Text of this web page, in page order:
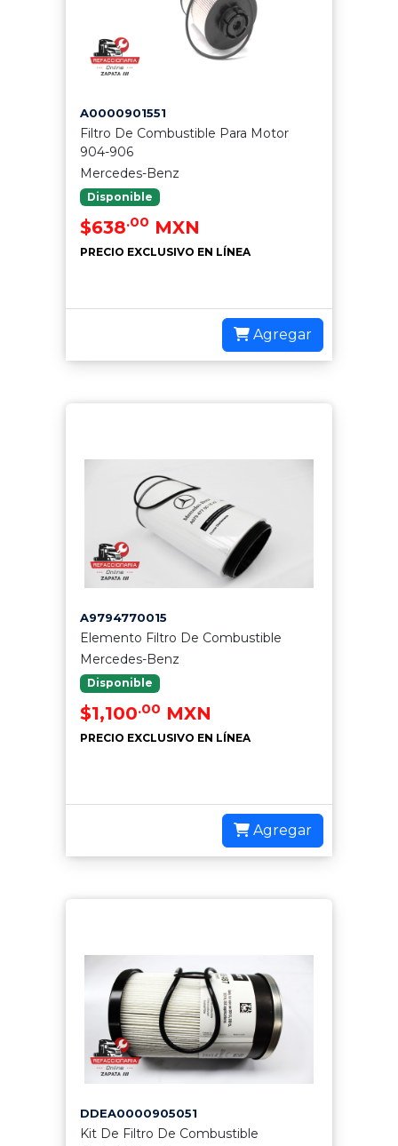
A0000901551
Filtro De Combustible Para Motor
904-906
Mercedes-Benz
Disponible
$638.00 MXN
PRECIO EXCLUSIVO EN LÍNEA
Agregar
A9794770015
Elemento Filtro De Combustible
Mercedes-Benz
Disponible
$1,100.00 MXN
PRECIO EXCLUSIVO EN LÍNEA
Agregar
DDEA0000905051
Kit De Filtro De Combustible